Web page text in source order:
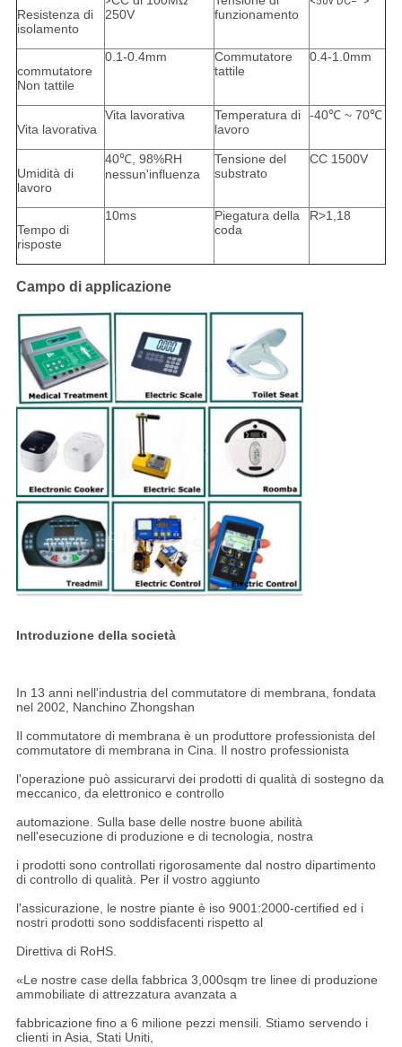
Resistenza di
isolamento
250V
funzionamento
commutatore
Non tattile
0.1-0.4mm
Commutatore
tattile
0.4-1.0mm
Vita lavorativa
Vita lavorativa
Temperatura di
lavoro
-40℃ ~ 70℃
Umidità di
lavoro
40℃, 98%RH
nessun'influenza
Tensione del
substrato
CC 1500V
Tempo di
risposte
10ms
Piegatura della
coda
R>1,18
Campo di applicazione
Introduzione della società
In 13 anni nell'industria del commutatore di membrana, fondata
nel 2002, Nanchino Zhongshan
Il commutatore di membrana è un produttore professionista del
commutatore di membrana in Cina. Il nostro professionista
l'operazione può assicurarvi dei prodotti di qualità di sostegno da
meccanico, da elettronico e controllo
automazione. Sulla base delle nostre buone abilità
nell'esecuzione di produzione e di tecnologia, nostra
i prodotti sono controllati rigorosamente dal nostro dipartimento
di controllo di qualità. Per il vostro aggiunto
l'assicurazione, le nostre piante è iso 9001:2000-certified ed i
nostri prodotti sono soddisfacenti rispetto al
Direttiva di RoHS.
«Le nostre case della fabbrica 3,000sqm tre linee di produzione
ammobiliate di attrezzatura avanzata a
fabbricazione fino a 6 milione pezzi mensili. Stiamo servendo i
clienti in Asia, Stati Uniti,